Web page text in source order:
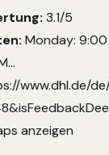
3.1/5
Monday: 9:00
www.dhl.de/
anzeigen